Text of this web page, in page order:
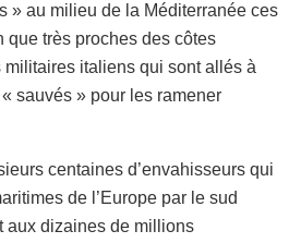
» au milieu de la Méditerranée ces
que très proches des côtes
militaires italiens qui sont allés à
sauvés » pour les ramener
centaines d’envahisseurs qui
de l’Europe par le sud
aux dizaines de millions